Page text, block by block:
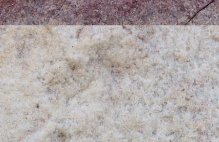
Le budget nourriture, repas du
d'une quarantaine d'euros
blanchisserie et imprévus
total de 50 euros.
A ce stade, il nous reste 80
et les activités. Certains